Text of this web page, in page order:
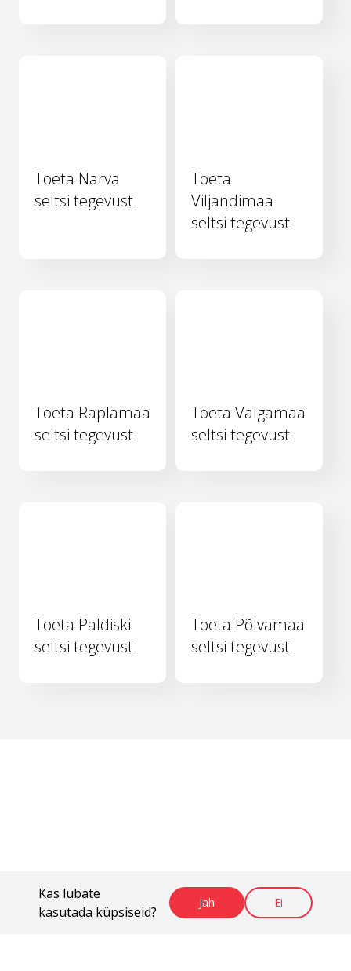
Kas lubate
kasutada küpsiseid?
Jah Ei
Toeta Narva
seltsi tegevust
Toeta
Viljandimaa
seltsi tegevust
Toeta Raplamaa
seltsi tegevust
Toeta Valgamaa
seltsi tegevust
Toeta Paldiski
seltsi tegevust
Toeta Põlvamaa
seltsi tegevust